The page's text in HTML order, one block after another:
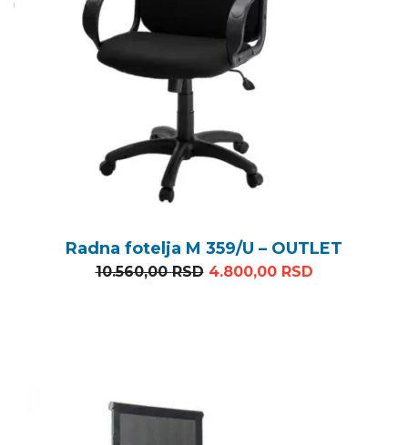
Radna fotelja M 359/U – OUTLET
10.560,00RSD Originalna cena je bila:
4.800,00 RSDTrenutna